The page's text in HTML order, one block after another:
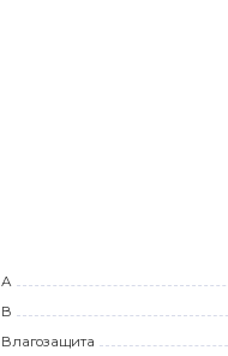
А
В
Влагозащита